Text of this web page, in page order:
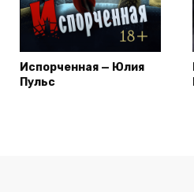
Испорченная — Юлия
Пульс